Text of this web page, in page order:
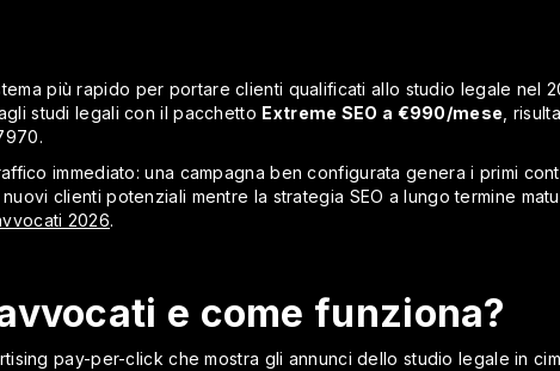
più rapido per portare clienti qualificati allo studio legale nel
studi legali con il pacchetto Extreme SEO a €990/mese,
immediato: una campagna ben configurata genera i primi
clienti potenziali mentre la strategia SEO a lungo termine
2026.
e come funziona?
pay-per-click che mostra gli annunci dello studio legale in